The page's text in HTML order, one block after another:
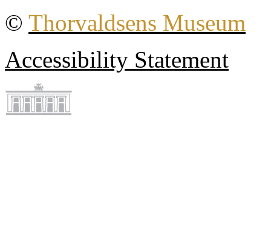
© Thorvaldsens Museum
Accessibility Statement